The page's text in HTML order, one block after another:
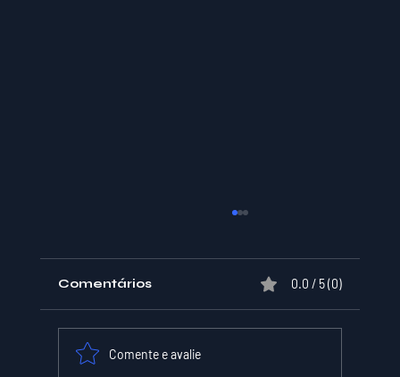
Comentários 0.0 / 5 (0)
Comente e avalie